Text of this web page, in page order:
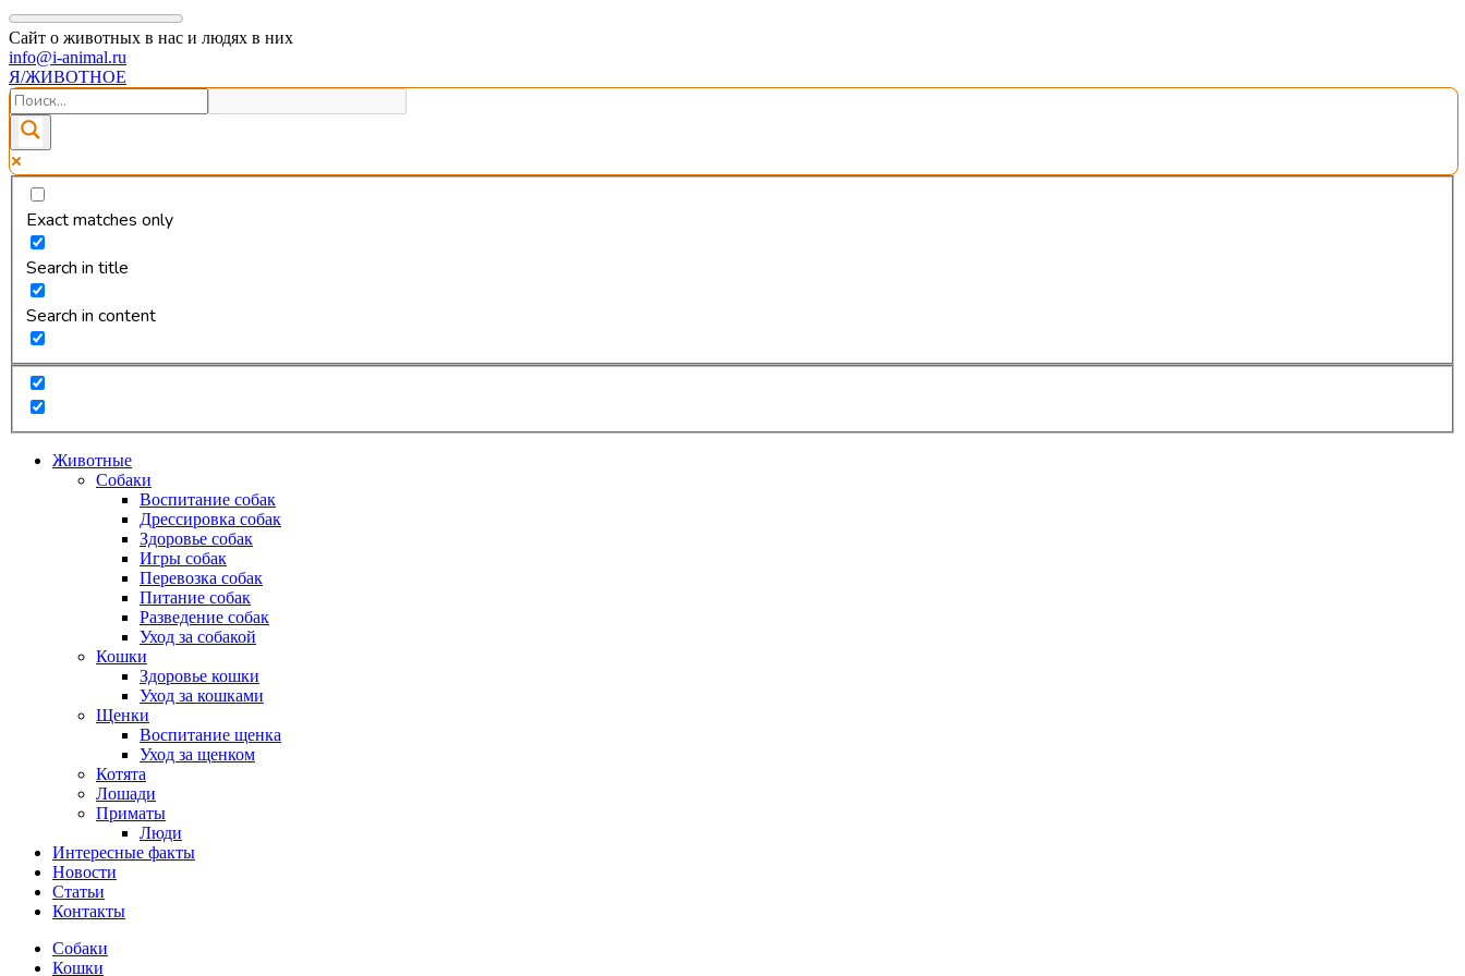
Сайт о животных в нас и людях в них
info@i-animal.ru
Я/ЖИВОТНОЕ
Exact matches only
Search in title
Search in content
Животные
Собаки
Воспитание собак
Дрессировка собак
Здоровье собак
Игры собак
Перевозка собак
Питание собак
Разведение собак
Уход за собакой
Кошки
Здоровье кошки
Уход за кошками
Щенки
Воспитание щенка
Уход за щенком
Котята
Лошади
Приматы
Люди
Интересные факты
Новости
Статьи
Контакты
Собаки
Кошки